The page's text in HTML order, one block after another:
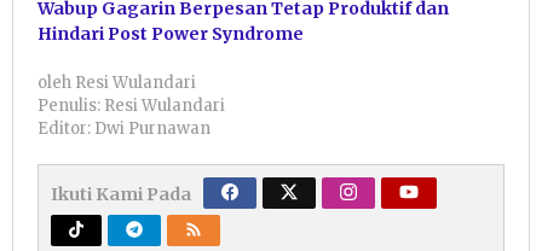
Wabup Gagarin Berpesan Tetap Produktif dan
Hindari Post Power Syndrome
oleh Resi Wulandari
Penulis: Resi Wulandari
Editor: Dwi Purnawan
Ikuti Kami Pada